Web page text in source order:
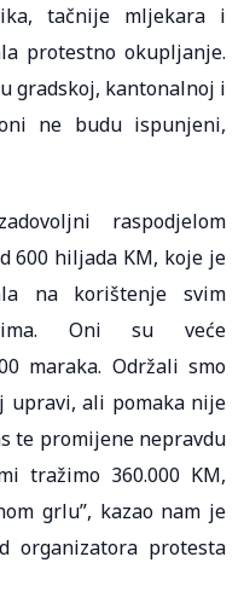
tačnije mljekara i
protestno okupljanje.
gradskoj, kantonalnoj i
ne budu ispunjeni,
raspodjelom
600 hiljada KM, koje je
na korištenje svim
Oni su veće
maraka. Održali smo
upravi, ali pomaka nije
te promijene nepravdu
tražimo 360.000 KM,
grlu”, kazao nam je
organizatora protesta